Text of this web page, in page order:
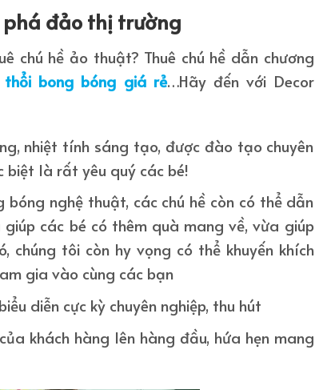
đảo thị trường
chú hề ảo thuật? Thuê chú hề dẫn chương
thổi bong bóng giá rẻ…Hãy đến với Decor
nhiệt tính sáng tạo, được đào tạo chuyên
biệt là rất yêu quý các bé!
nghệ thuật, các chú hề còn có thể dẫn
các bé có thêm quà mang về, vừa giúp
chúng tôi còn hy vọng có thể khuyến khích
gia vào cùng các bạn
diễn cực kỳ chuyên nghiệp, thu hút
khách hàng lên hàng đầu, hứa hẹn mang